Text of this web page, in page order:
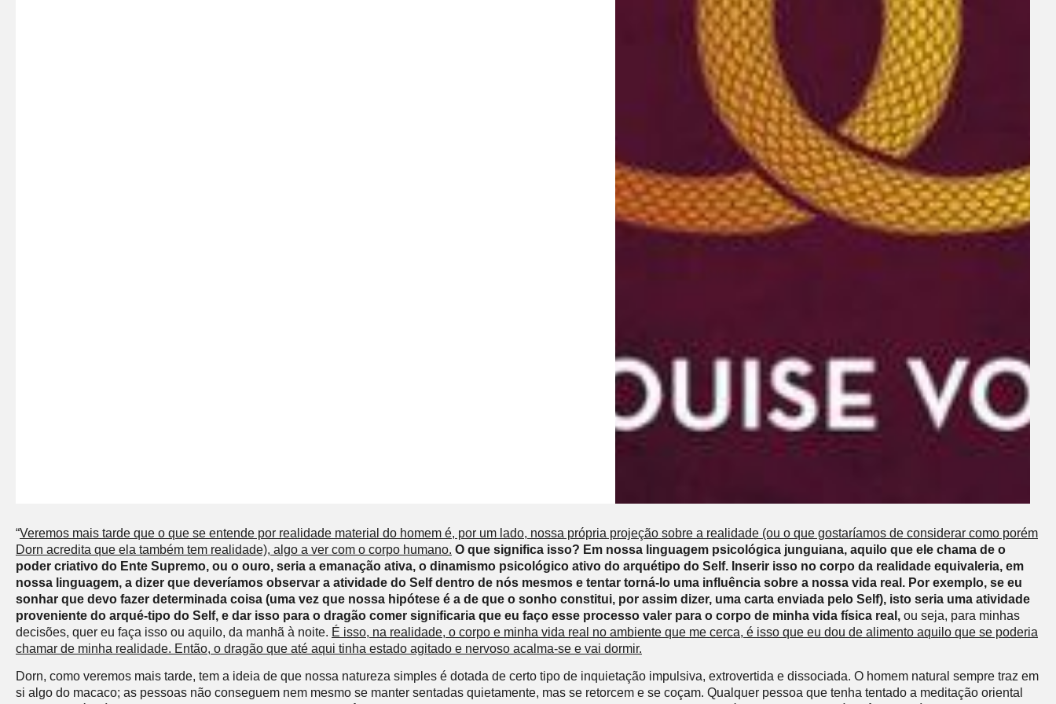
“Veremos mais tarde que o que se entende por realidade material do homem é, por um lado, nossa própria projeção sobre a realidade (ou o que gostaríamos de considerar como porém
Dorn acredita que ela também tem realidade), algo a ver com o corpo humano. O que significa isso? Em nossa linguagem psicológica junguiana, aquilo que ele chama de o
poder criativo do Ente Supremo, ou o ouro, seria a emanação ativa, o dinamismo psicológico ativo do arquétipo do Self. Inserir isso no corpo da realidade equivaleria, em
nossa linguagem, a dizer que deveríamos observar a atividade do Self dentro de nós mesmos e tentar torná-lo uma influência sobre a nossa vida real. Por exemplo, se eu
sonhar que devo fazer determinada coisa (uma vez que nossa hipótese é a de que o sonho constitui, por assim dizer, uma carta enviada pelo Self), isto seria uma atividade
proveniente do arqué-tipo do Self, e dar isso para o dragão comer significaria que eu faço esse processo valer para o corpo de minha vida física real, ou seja, para minhas
decisões, quer eu faça isso ou aquilo, da manhã à noite. É isso, na realidade, o corpo e minha vida real no ambiente que me cerca, é isso que eu dou de alimento aquilo que se poderia
chamar de minha realidade. Então, o dragão que até aqui tinha estado agitado e nervoso acalma-se e vai dormir.
Dorn, como veremos mais tarde, tem a ideia de que nossa natureza simples é dotada de certo tipo de inquietação impulsiva, extrovertida e dissociada. O homem natural sempre traz em
si algo do macaco; as pessoas não conseguem nem mesmo se manter sentadas quietamente, mas se retorcem e se coçam. Qualquer pessoa que tenha tentado a meditação oriental